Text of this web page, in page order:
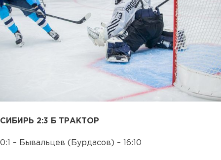
СИБИРЬ 2:3 Б ТРАКТОР
0:1 – Бывальцев (Бурдасов) – 16:10